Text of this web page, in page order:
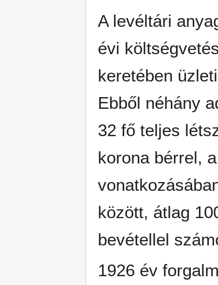
A levéltári
évi
keretében
Ebből néhány
32 fő teljes
korona bérrel,
között, átlag
bevétellel
1926 év